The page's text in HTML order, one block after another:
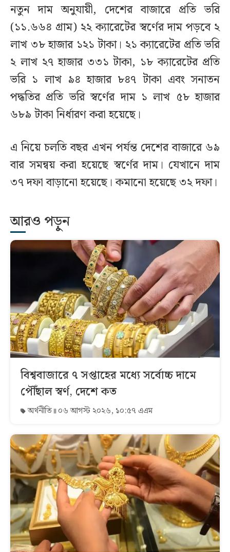
নতুন দাম অনুযায়ী, দেশের বাজারে প্রতি ভরি
(১১.৬৬৪ গ্রাম) ২২ ক্যারেটের স্বর্ণের দাম পড়বে ২
লাখ ৩৮ হাজার ১২১ টাকা। ২১ ক্যারেটের প্রতি ভরি
২ লাখ ২৭ হাজার ৩৩১ টাকা, ১৮ ক্যারেটের প্রতি
ভরি ১ লাখ ৯৪ হাজার ৮৪৭ টাকা এবং সনাতন
পদ্ধতির প্রতি ভরি স্বর্ণের দাম ১ লাখ ৫৮ হাজার
৬৮৯ টাকা নির্ধারণ করা হয়েছে।
এ নিয়ে চলতি বছর এখন পর্যন্ত দেশের বাজারে ৬৯
বার সমন্বয় করা হয়েছে স্বর্ণের দাম। যেখানে দাম
৩৭ দফা বাড়ানো হয়েছে। কমানো হয়েছে ৩২ দফা।
আরও পড়ুন
বিশ্ববাজারে ৭ সপ্তাহের মধ্যে সর্বোচ্চ দামে
পৌঁছাল স্বর্ণ, দেশে কত
অর্থনীতি ০৬ আগস্ট ২০২৬, ১০:৫৭ এএম